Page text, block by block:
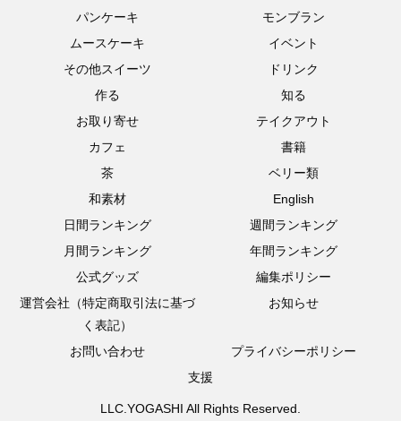
パンケーキ
モンブラン
ムースケーキ
イベント
その他スイーツ
ドリンク
作る
知る
お取り寄せ
テイクアウト
カフェ
書籍
茶
ベリー類
和素材
English
日間ランキング
週間ランキング
月間ランキング
年間ランキング
公式グッズ
編集ポリシー
運営会社（特定商取引法に基づ
く表記）
お知らせ
お問い合わせ
プライバシーポリシー
支援
LLC.YOGASHI All Rights Reserved.